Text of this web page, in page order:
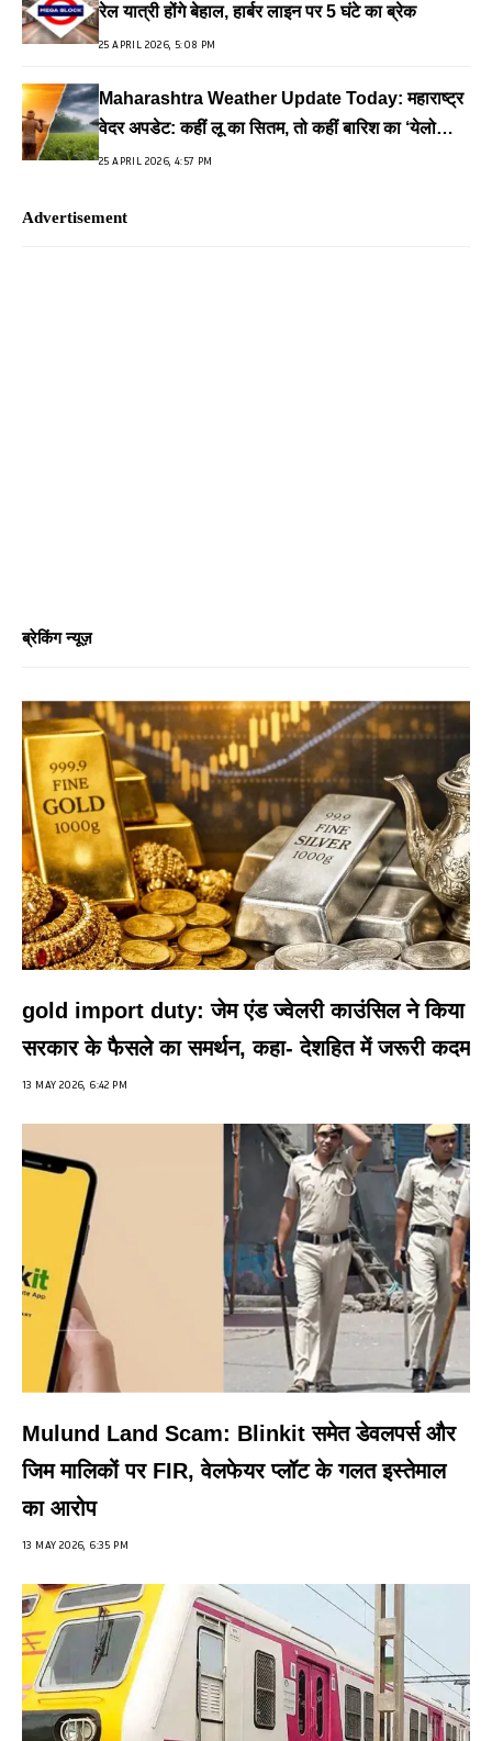
रेल यात्री होंगे बेहाल, हार्बर लाइन पर 5 घंटे का ब्रेक
25 APRIL 2026, 5:08 PM
Maharashtra Weather Update Today: महाराष्ट्र
वेदर अपडेट: कहीं लू का सितम, तो कहीं बारिश का ‘येलो
अलर्ट’
25 APRIL 2026, 4:57 PM
Advertisement
ब्रेकिंग न्यूज़
gold import duty: जेम एंड ज्वेलरी काउंसिल ने किया
सरकार के फैसले का समर्थन, कहा- देशहित में जरूरी कदम
13 MAY 2026, 6:42 PM
Mulund Land Scam: Blinkit समेत डेवलपर्स और
जिम मालिकों पर FIR, वेलफेयर प्लॉट के गलत इस्तेमाल
का आरोप
13 MAY 2026, 6:35 PM